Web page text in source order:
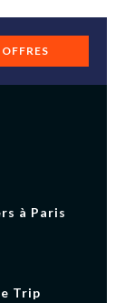
à Paris
Trip